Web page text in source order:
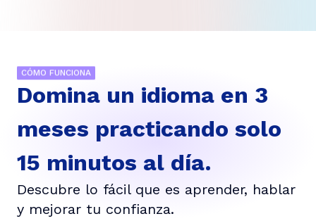
CÓMO FUNCIONA
Domina un idioma en 3
meses practicando solo
15 minutos al día.
Descubre lo fácil que es aprender, hablar
y mejorar tu confianza.